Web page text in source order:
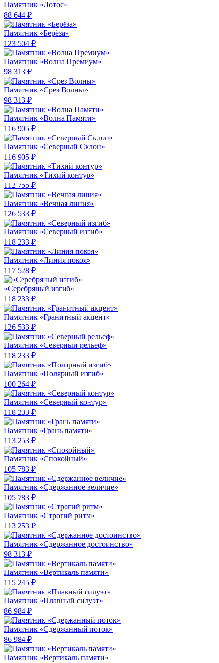
Памятник «Лотос»
88 644 ₽
Памятник «Берёза»
123 504 ₽
Памятник «Волна Премиум»
98 313 ₽
Памятник «Срез Волны»
98 313 ₽
Памятник «Волна Памяти»
116 905 ₽
Памятник «Северный Склон»
116 905 ₽
Памятник «Тихий контур»
112 755 ₽
Памятник «Вечная линия»
126 533 ₽
Памятник «Северный изгиб»
118 233 ₽
Памятник «Линия покоя»
117 528 ₽
«Серебряный изгиб»
118 233 ₽
Памятник «Гранитный акцент»
126 533 ₽
Памятник «Северный рельеф»
118 233 ₽
Памятник «Полярный изгиб»
100 264 ₽
Памятник «Северный контур»
118 233 ₽
Памятник «Грань памяти»
113 253 ₽
Памятник «Спокойный»
105 783 ₽
Памятник «Сдержанное величие»
105 783 ₽
Памятник «Строгий ритм»
113 253 ₽
Памятник «Сдержанное достоинство»
98 313 ₽
Памятник «Вертикаль памяти»
115 245 ₽
Памятник «Плавный силуэт»
86 984 ₽
Памятник «Сдержанный поток»
86 984 ₽
Памятник «Вертикаль памяти»